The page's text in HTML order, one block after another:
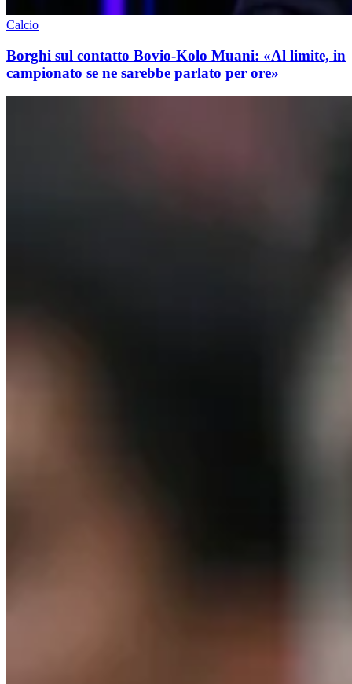
Calcio
Borghi sul contatto Bovio-Kolo Muani: «Al limite, in
campionato se ne sarebbe parlato per ore»